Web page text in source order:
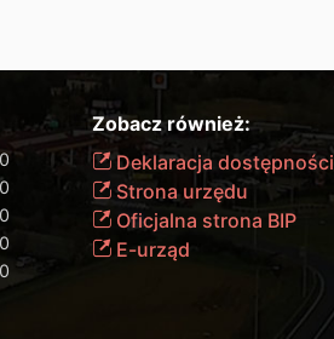
Zobacz również:
Deklaracja dostępności
Strona urzędu
Oficjalna strona BIP
E-urząd